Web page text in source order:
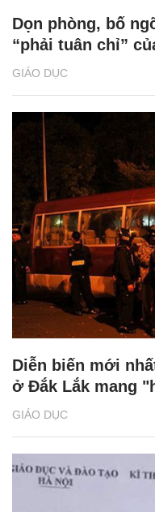
GIÁO DỤC
Dọn phòng, bố
“phải tuân chỉ”
GIÁO DỤC
Diễn biến mới
ở Đắk Lắk mang